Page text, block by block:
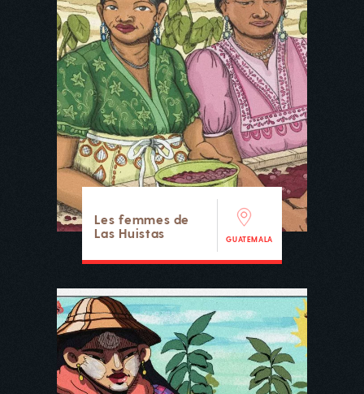
Les femmes de
Las Huistas
GUATEMALA